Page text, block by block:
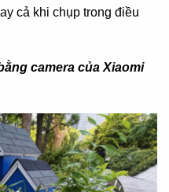
cả khi chụp trong điều
camera của Xiaomi